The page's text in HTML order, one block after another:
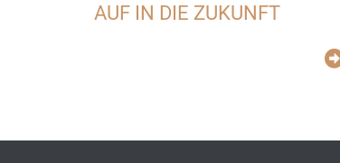
AUF IN DIE ZUKUNFT